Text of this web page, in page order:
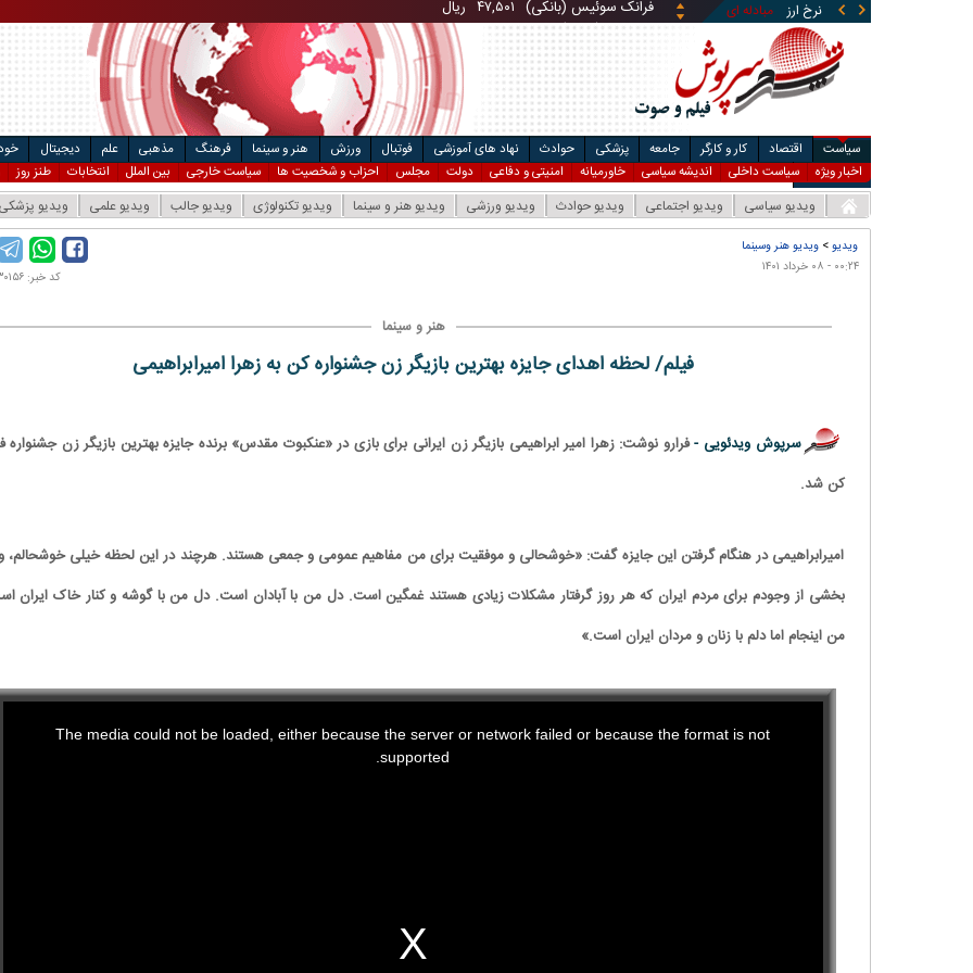
نرخ ارز مبادله ای قیمت طلا قیمت سکه قیمت خودرو
لیر ترکیه (بانکی) ۱,۴۶۰
ریال
یوان چین (بانکی) ۵,۸۶۹
سیاست اقتصاد کار و کارگر جامعه پزشکی حوادث نهاد های آموزشی فوتبال ورزش هنر و سینما فرهنگ مذهبی علم دیجیتال
خواندنی ها
اخبار ویژه سیاست داخلی اندیشه سیاسی خاورمیانه امنیتی و دفاعی دولت مجلس احزاب و شخصیت ها سیاست خارجی بین الملل انتخابات طنز روز
ویدیو سیاسی ویدیو اجتماعی ویدیو حوادث ویدیو ورزشی ویدیو هنر و سینما ویدیو تکنولوژی ویدیو جالب ویدیو علمی ویدیو پزشکی
ویدیو>ویدیو هنر وسینما
۰۰:۲۴ - ۰۸ خرداد ۱۴۰۱
کد خبر: ۱۴۰۱۰۳۰۱۵۶
هنر و سینما
فیلم/ لحظه اهدای جایزه بهترین بازیگر زن جشنواره کن به زهرا امیرابراهیمی
سرپوش ویدئویی -فرارو نوشت: زهرا امیر ابراهیمی بازیگر زن ایرانی برای بازی در «عنکبوت مقدس» برنده جایزه بهترین بازیگر زن جشنواره
کن شد.
امیرابراهیمی در هنگام گرفتن این جایزه گفت: «خوشحالی و موفقیت برای من مفاهیم عمومی و جمعی هستند. هرچند در این لحظه خیلی خوشحالم،
بخشی از وجودم برای مردم ایران که هر روز گرفتار مشکلات زیادی هستند غمگین است. دل من با آبادان است. دل من با گوشه و کنار خاک ایران
من اینجام اما دلم با زنان و مردان ایران است.»
The media could not be loaded, either because the server or network failed or because the format is not
supported.